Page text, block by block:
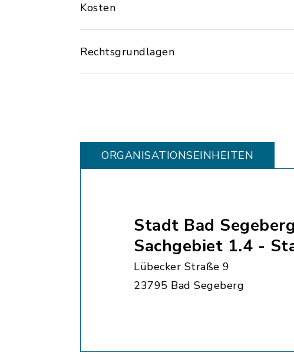
Kosten
Rechtsgrundlagen
ORGANISATIONS­EINHEITEN
Stadt Bad
Sachgebiet 1.4 -
Lübecker Straße 9
23795 Bad Segeberg